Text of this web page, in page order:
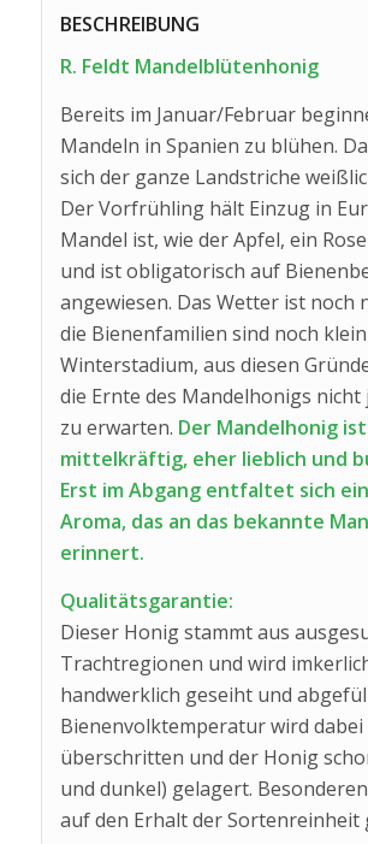
BESCHREIBUNG
R. Feldt Mandelblütenhonig
Bereits im Januar/Februar
Mandeln in Spanien zu blühen.
sich der ganze Landstriche
Der Vorfrühling hält Einzug in
Mandel ist, wie der Apfel, ein
und ist obligatorisch auf
angewiesen. Das Wetter ist noch
die Bienenfamilien sind noch
Winterstadium, aus diesen
die Ernte des Mandelhonigs nicht
zu erwarten. Der Mandelhonig ist
mittelkräftig, eher lieblich und
Erst im Abgang entfaltet sich
Aroma, das an das bekannte
erinnert.
Qualitätsgarantie:
Dieser Honig stammt aus
Trachtregionen und wird
handwerklich geseiht und
Bienenvolktemperatur wird dabei
überschritten und der Honig
und dunkel) gelagert.
auf den Erhalt der Sortenreinheit